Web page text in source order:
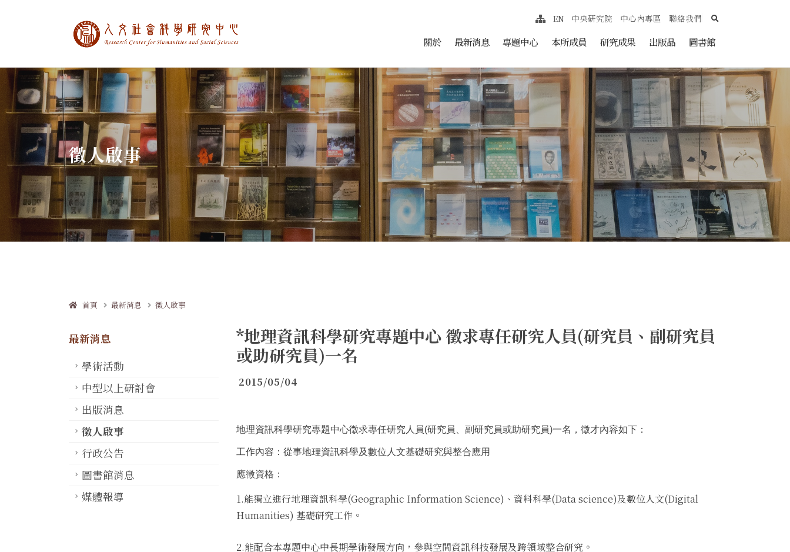
中央研究院人文社會科學研究中心 跳至中央區塊/Main Content
關於 最新消息 專題中心 本所成員 研究成果 出版品 圖書館
網站導覽
EN 中央研究院 中心內專區 聯絡我們 search
徵人啟事
首頁 最新消息 徵人啟事
最新消息
學術活動
中型以上研討會
出版消息
徵人啟事
行政公告
圖書館消息
媒體報導
*地理資訊科學研究專題中心 徵求專任研究人員(研究員、副研究員
或助研究員)一名
2015/05/04
地理資訊科學研究專題中心徵求專任研究人員(研究員、副研究員或助研究員)一名，徵才內容如下：
工作內容：從事地理資訊科學及數位人文基礎研究與整合應用
應徵資格：
1.能獨立進行地理資訊科學(Geographic Information Science)、資料科學(Data science)及數位人文(Digital
Humanities) 基礎研究工作。
2.能配合本專題中心中長期學術發展方向，參與空間資訊科技發展及跨領域整合研究。